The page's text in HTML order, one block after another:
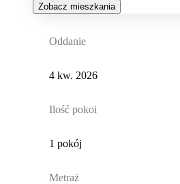
Zobacz mieszkania
Oddanie
4 kw. 2026
Ilość pokoi
1 pokój
Metraż